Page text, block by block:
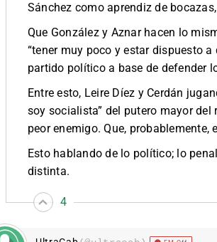
Sánchez como aprendiz de
Que González y Aznar hacen lo
“tener muy poco y estar dispuesto
partido político a base de defender
Entre esto, Leire Díez y Cerdán
soy socialista” del putero mayor del
peor enemigo. Que, probablemente,
Esto hablando de lo político; lo
distinta.
4